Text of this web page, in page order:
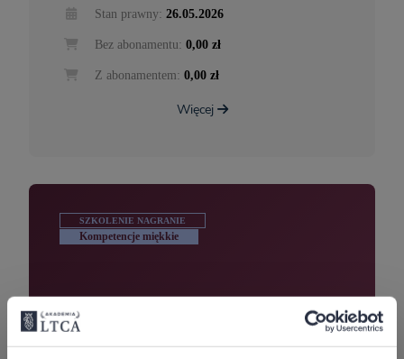
Stan prawny: 26.05.2026
Bez abonamentu: 0,00 zł
Z abonamentem: 0,00 zł
Więcej
SZKOLENIE NAGRANIE
Kompetencje miękkie
Przyjmowanie i Dawanie Feedbacku oraz
Zarządzanie Informacją Zwrotną